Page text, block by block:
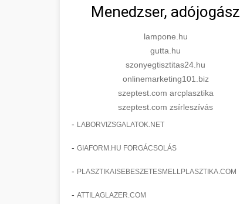
Menedzser, adójogász
lampone.hu
gutta.hu
szonyegtisztitas24.hu
onlinemarketing101.biz
szeptest.com arcplasztika
szeptest.com zsírleszívás
- LABORVIZSGALATOK.NET
- GIAFORM.HU FORGÁCSOLÁS
- PLASZTIKAISEBESZETESMELLPLASZTIKA.COM
- ATTILAGLAZER.COM